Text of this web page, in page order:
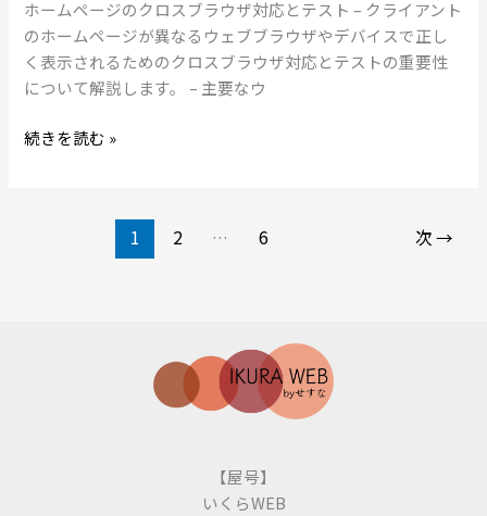
な
更
新
の
要
ホームページのクロスブラウザ対応とテスト – クライアント
のホームページが異なるウェブブラウザやデバイスで正し
く表示されるためのクロスブラウザ対応とテストの重要性
について解説します。 – 主要なウ
ジ
の
ク
ス
続きを読む »
1 2 … 6 次→
【屋号】
いくらWEB